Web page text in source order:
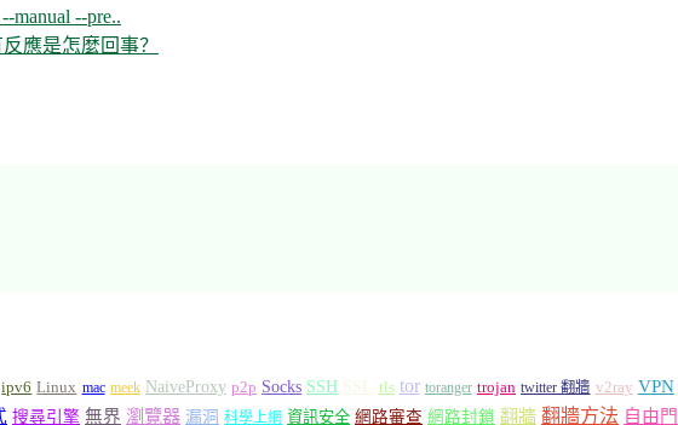
manual --pre..
應是怎麼回事？
ipv6 Linux mac meek NaiveProxy p2p Socks SSH SSL tls tor toranger trojan twitter 翻牆 v2ray VPN
搜尋引擎 無界 瀏覽器 漏洞 科學上網 資訊安全 網路審查 網路封鎖 翻牆 翻牆方法 自由門